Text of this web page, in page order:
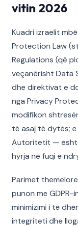
vitin 2026
Kuadri izraelit
Protection Law
Regulations (që
veçanërisht Data
dhe direktivat e
nga Privacy
modifikon
të asaj të dytës;
Autoritetit —
hyrja në fuqi e
Parimet
punon me GDPR-
minimizimi i të
integriteti dhe